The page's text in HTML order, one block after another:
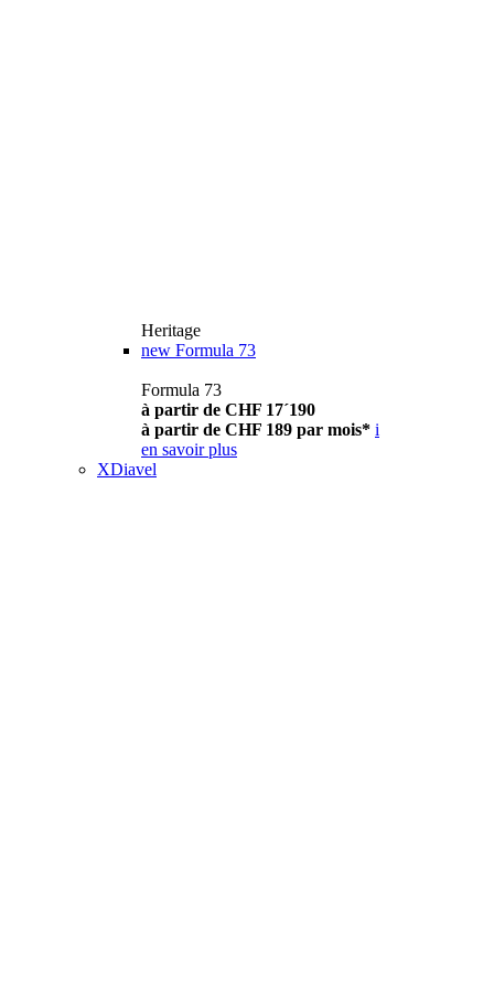
Heritage
new Formula 73
Formula 73
à partir de CHF 17´190
à partir de CHF 189 par mois* i
en savoir plus
XDiavel